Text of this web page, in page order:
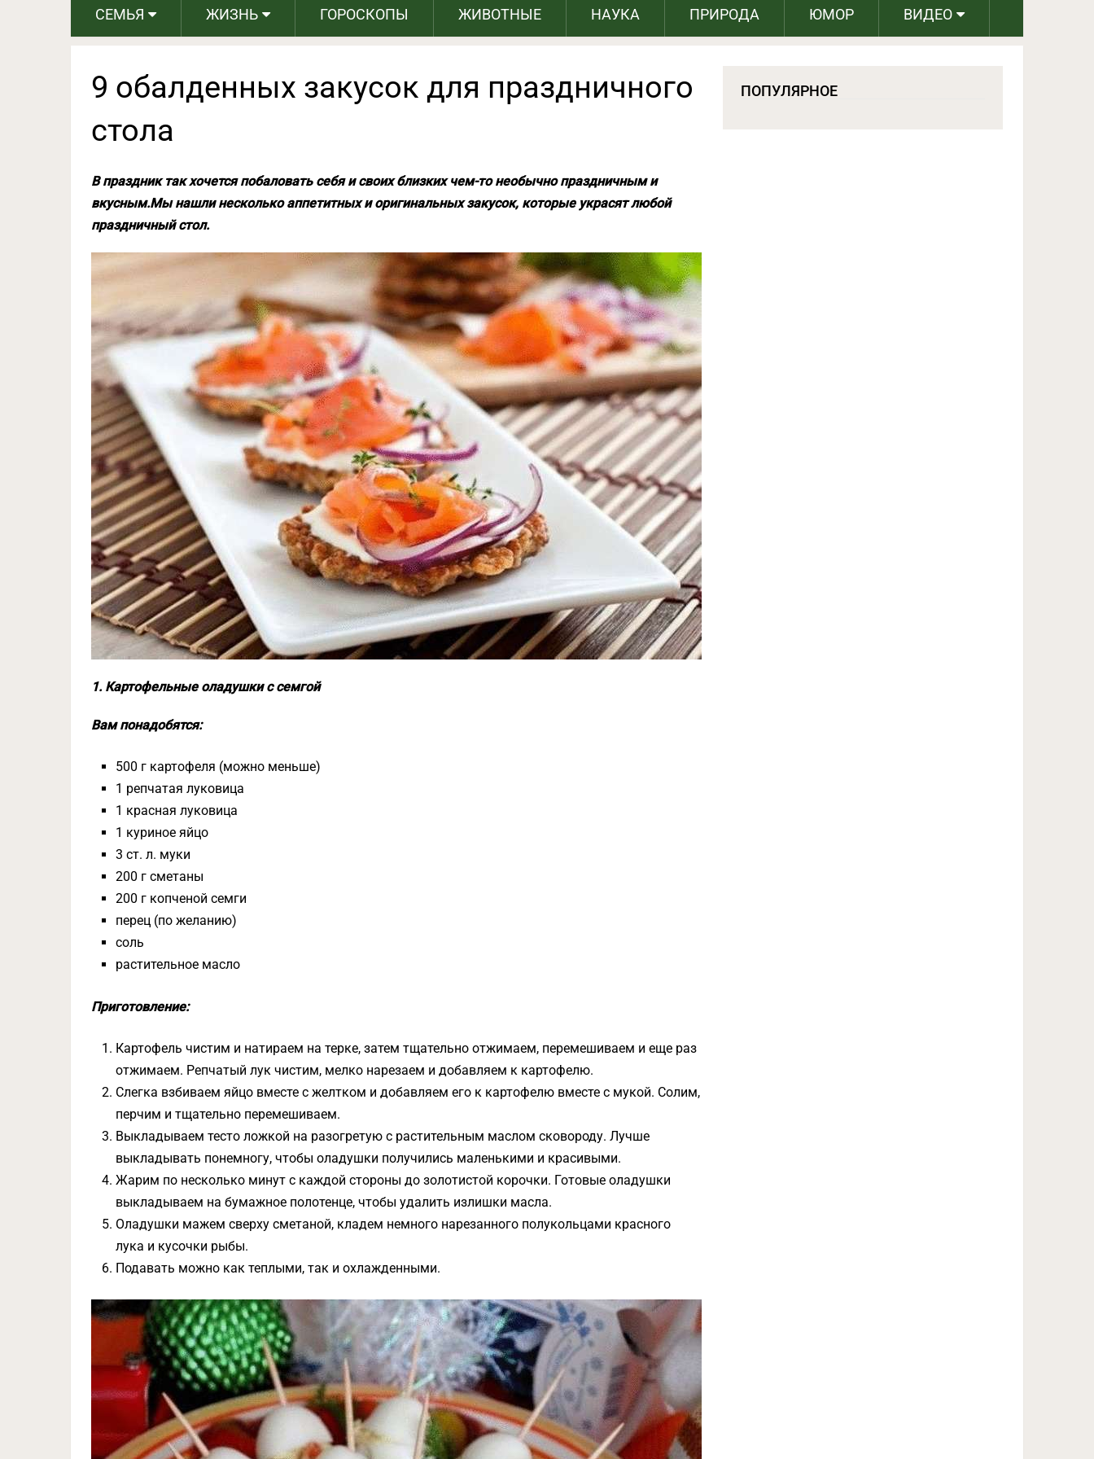
СЕМЬЯ ЖИЗНЬ ГОРОСКОПЫ ЖИВОТНЫЕ НАУКА ПРИРОДА ЮМОР ВИДЕО
9 обалденных закусок для праздничного
стола
В праздник так хочется побаловать себя и своих близких чем-то необычно праздничным и
вкусным.Мы нашли несколько аппетитных и оригинальных закусок, которые украсят любой
праздничный стол.
1. Картофельные оладушки с семгой
Вам понадобятся:
500 г картофеля (можно меньше)
1 репчатая луковица
1 красная луковица
1 куриное яйцо
3 ст. л. муки
200 г сметаны
200 г копченой семги
перец (по желанию)
соль
растительное масло
Приготовление:
Картофель чистим и натираем на терке, затем тщательно отжимаем, перемешиваем и еще раз
отжимаем. Репчатый лук чистим, мелко нарезаем и добавляем к картофелю.
Слегка взбиваем яйцо вместе с желтком и добавляем его к картофелю вместе с мукой. Солим,
перчим и тщательно перемешиваем.
Выкладываем тесто ложкой на разогретую с растительным маслом сковороду. Лучше
выкладывать понемногу, чтобы оладушки получились маленькими и красивыми.
Жарим по несколько минут с каждой стороны до золотистой корочки. Готовые оладушки
выкладываем на бумажное полотенце, чтобы удалить излишки масла.
Оладушки мажем сверху сметаной, кладем немного нарезанного полукольцами красного
лука и кусочки рыбы.
Подавать можно как теплыми, так и охлажденными.
ПОПУЛЯРНОЕ